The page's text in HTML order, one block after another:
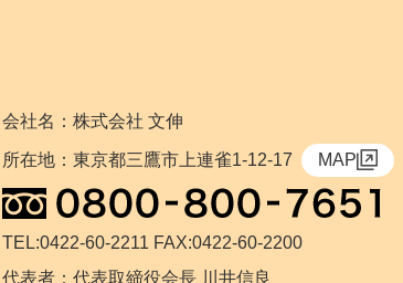
会社名：株式会社 文伸
所在地：東京都三鷹市上連雀1-12-17 MAP
TEL:0422-60-2211 FAX:0422-60-2200
代表者：代表取締役会長 川井信良